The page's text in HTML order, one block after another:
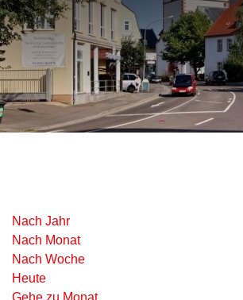
Nach Jahr
Nach Monat
Nach Woche
Heute
Gehe zu Monat